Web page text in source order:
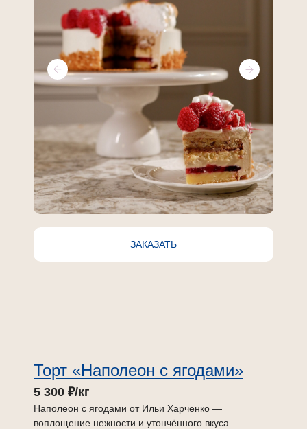
ЗАКАЗАТЬ
Торт «Наполеон с ягодами»
5 300 ₽/кг
Наполеон с ягодами от Ильи Харченко —
воплощение нежности и утончённого вкуса.